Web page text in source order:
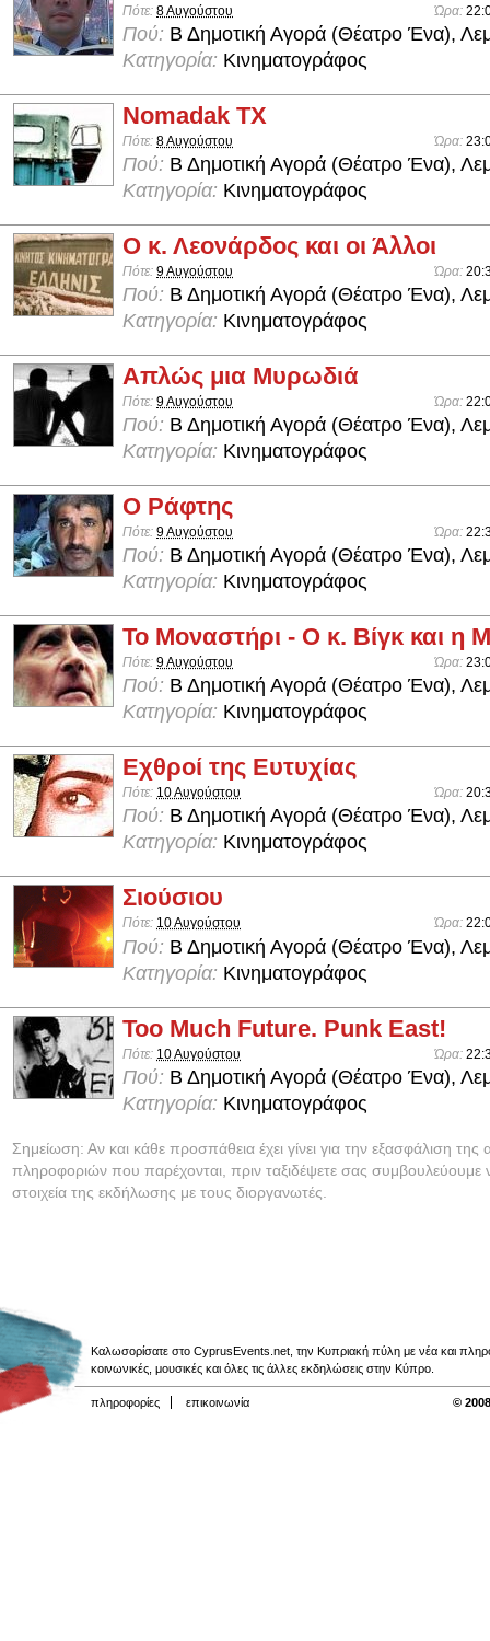
Πότε: 8 Αυγούστου Ώρα:
Πού: Β Δημοτική Αγορά (Θέατρο Ένα),
Κατηγορία: Κινηματογράφος
Nomadak TX
Πότε: 8 Αυγούστου Ώρα:
Πού: Β Δημοτική Αγορά (Θέατρο Ένα),
Κατηγορία: Κινηματογράφος
Ο κ. Λεονάρδος και οι Άλλοι
Πότε: 9 Αυγούστου Ώρα:
Πού: Β Δημοτική Αγορά (Θέατρο Ένα),
Κατηγορία: Κινηματογράφος
Απλώς μια Μυρωδιά
Πότε: 9 Αυγούστου Ώρα:
Πού: Β Δημοτική Αγορά (Θέατρο Ένα),
Κατηγορία: Κινηματογράφος
Ο Ράφτης
Πότε: 9 Αυγούστου Ώρα:
Πού: Β Δημοτική Αγορά (Θέατρο Ένα),
Κατηγορία: Κινηματογράφος
Το Μοναστήρι - Ο κ. Βίγκ και η
Πότε: 9 Αυγούστου Ώρα:
Πού: Β Δημοτική Αγορά (Θέατρο Ένα),
Κατηγορία: Κινηματογράφος
Εχθροί της Ευτυχίας
Πότε: 10 Αυγούστου Ώρα:
Πού: Β Δημοτική Αγορά (Θέατρο Ένα),
Κατηγορία: Κινηματογράφος
Σιούσιου
Πότε: 10 Αυγούστου Ώρα:
Πού: Β Δημοτική Αγορά (Θέατρο Ένα),
Κατηγορία: Κινηματογράφος
Too Much Future. Punk East!
Πότε: 10 Αυγούστου Ώρα:
Πού: Β Δημοτική Αγορά (Θέατρο Ένα),
Κατηγορία: Κινηματογράφος
Σημείωση: Αν και κάθε προσπάθεια έχει γίνει για την εξασφάλιση της
πληροφοριών που παρέχονται, πριν ταξιδέψετε σας συμβουλεύουμε
στοιχεία της εκδήλωσης με τους διοργανωτές.
Καλωσορίσατε στο CyprusEvents.net, την Κυπριακή πύλη με νέα και
κοινωνικές, μουσικές και όλες τις άλλες εκδηλώσεις στην Κύπρο.
πληροφορίες επικοινωνία ©